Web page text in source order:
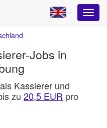
Jobs in
Kassierer und
zu 20,5 EUR pro